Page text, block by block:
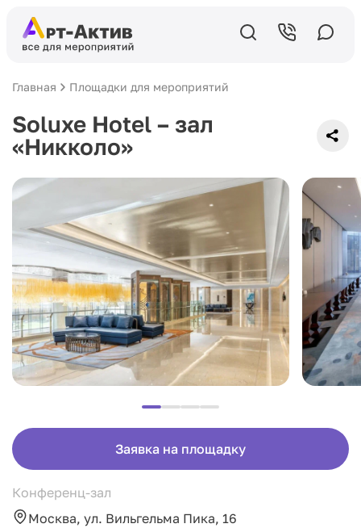
Главная Площадки для мероприятий
Soluxe Hotel – зал
«Никколо»
Заявка на площадку
Конференц-зал
Москва, ул. Вильгельма Пика, 16